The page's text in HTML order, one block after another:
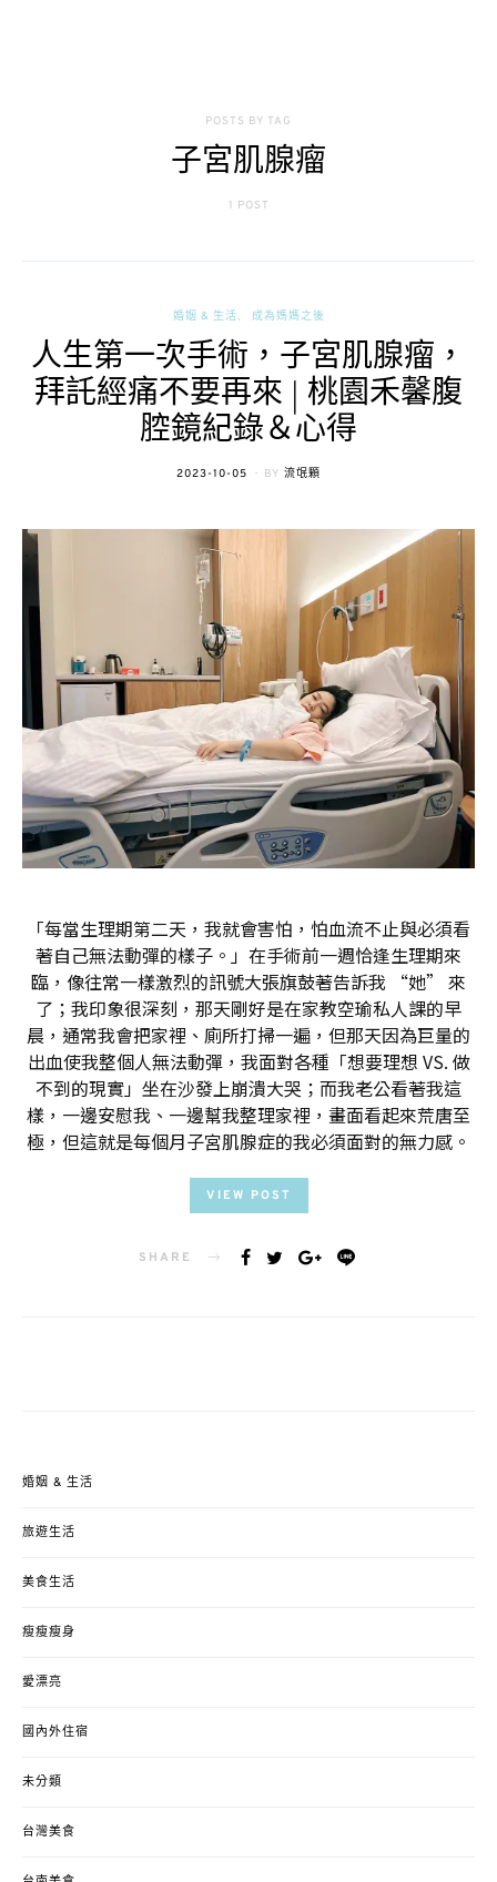
POSTS BY TAG
子宮肌腺瘤
1 POST
婚姻 & 生活 成為媽媽之後
人生第一次手術，子宮肌腺瘤，
拜託經痛不要再來 | 桃園禾馨腹
腔鏡紀錄＆心得
POSTED
2023-10-05 BY 流氓顆
「每當生理期第二天，我就會害怕，怕血流不止與必須看
著自己無法動彈的樣子。」在手術前一週恰逢生理期來
臨，像往常一樣激烈的訊號大張旗鼓著告訴我 “她” 來
了；我印象很深刻，那天剛好是在家教空瑜私人課的早
晨，通常我會把家裡、廁所打掃一遍，但那天因為巨量的
出血使我整個人無法動彈，我面對各種「想要理想 VS. 做
不到的現實」坐在沙發上崩潰大哭；而我老公看著我這
樣，一邊安慰我、一邊幫我整理家裡，畫面看起來荒唐至
極，但這就是每個月子宮肌腺症的我必須面對的無力感。
VIEW POST
SHARE
婚姻 & 生活
旅遊生活
美食生活
瘦瘦瘦身
愛漂亮
國內外住宿
未分類
台灣美食